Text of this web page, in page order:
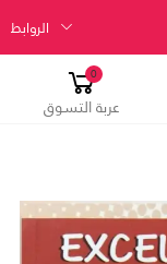
الروابط
0
عربة التسوق